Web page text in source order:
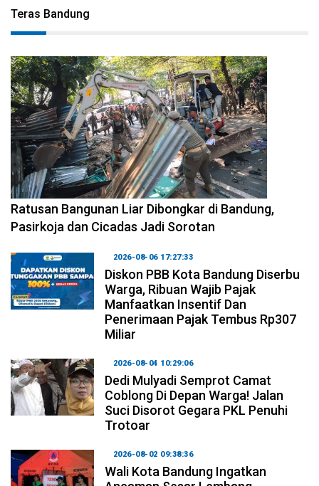
Teras Bandung
2026-08-06 17:34:08
Ratusan Bangunan Liar Dibongkar di Bandung,
Pasirkoja dan Cicadas Jadi Sorotan
2026-08-06 17:27:33
Diskon PBB Kota Bandung Diserbu
Warga, Ribuan Wajib Pajak
Manfaatkan Insentif Dan
Penerimaan Pajak Tembus Rp307
Miliar
2026-08-04 10:29:06
Dedi Mulyadi Semprot Camat
Coblong Di Depan Warga! Jalan
Suci Disorot Gegara PKL Penuhi
Trotoar
2026-08-02 09:38:36
Wali Kota Bandung Ingatkan